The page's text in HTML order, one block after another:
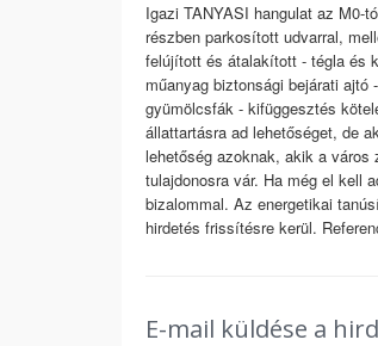
Igazi TANYASI hangulat az M0-
részben parkosított udvarral,
felújított és átalakított - tégla és
műanyag biztonsági bejárati
gyümölcsfák - kifüggesztés
állattartásra ad lehetőséget, de
lehetőség azoknak, akik a
tulajdonosra vár. Ha még el kell
bizalommal. Az energetikai
hirdetés frissítésre kerül.
E-mail küldése a